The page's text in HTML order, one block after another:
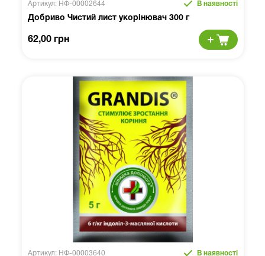
Артикул: НФ-00002644 В наявності
Добриво Чистий лист укорінювач 300 г
62,00 грн
Артикул: НФ-00003640 В наявності